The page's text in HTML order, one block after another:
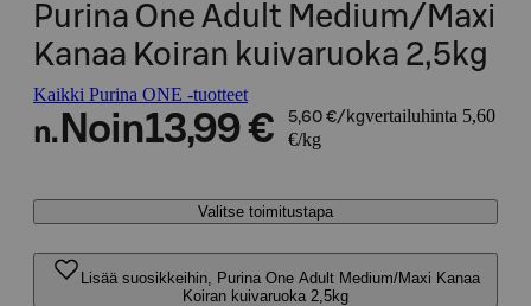
Purina One Adult Medium/Maxi
Kanaa Koiran kuivaruoka 2,5kg
Kaikki Purina ONE -tuotteet
n. Noin13,99 € 5,60 €/kgvertailuhinta 5,60
€/kg
Valitse toimitustapa
Lisää suosikkeihin, Purina One Adult Medium/Maxi Kanaa
Koiran kuivaruoka 2,5kg